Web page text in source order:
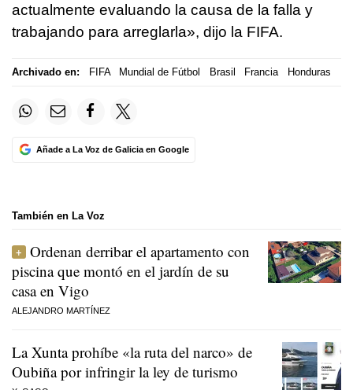
actualmente evaluando la causa de la falla y
trabajando para arreglarla», dijo la FIFA.
Archivado en: FIFA Mundial de Fútbol Brasil Francia Honduras
Añade a La Voz de Galicia en Google
También en La Voz
Ordenan derribar el apartamento con
piscina que montó en el jardín de su
casa en Vigo
ALEJANDRO MARTÍNEZ
La Xunta prohíbe «la ruta del narco» de
Oubiña por infringir la ley de turismo